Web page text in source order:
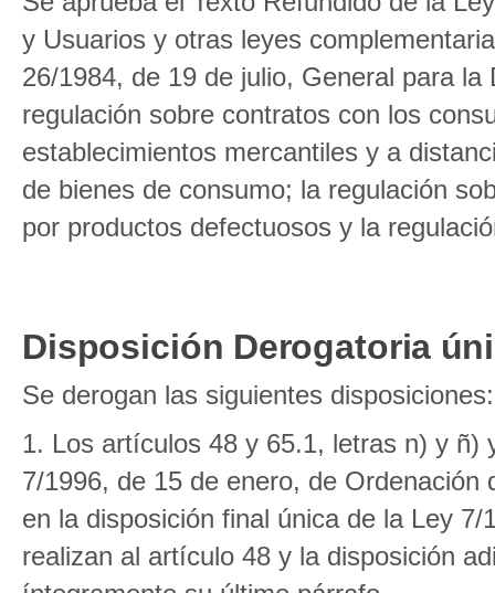
y Usuarios y otras leyes
26/1984, de 19 de julio, General para
regulación sobre contratos con los
establecimientos mercantiles y a
de bienes de consumo; la regulación
por productos defectuosos y la
Disposición Derogatoria
Se derogan las siguientes disposiciones:
1. Los artículos 48 y 65.1, letras n) y ñ)
7/1996, de 15 de enero, de
en la disposición final única de la Ley
realizan al artículo 48 y la disposición